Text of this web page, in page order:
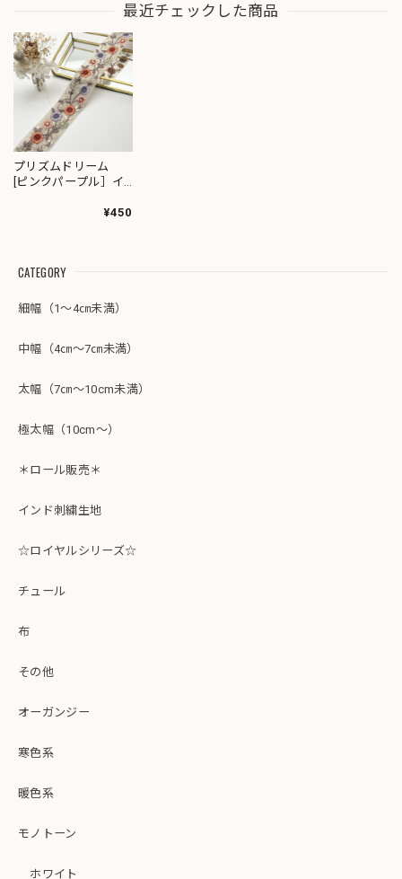
最近チェックした商品
プリズムドリーム
[ピンクパープル］イ
¥450
CATEGORY
細幅（1～4㎝未満）
中幅（4㎝～7㎝未満）
太幅（7㎝～10cm未満）
極太幅（10cm～）
＊ロール販売＊
インド刺繍生地
☆ロイヤルシリーズ☆
チュール
布
その他
オーガンジー
寒色系
暖色系
モノトーン
ホワイト